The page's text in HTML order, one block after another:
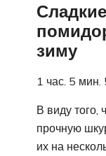
зиму
1 час. 5 мин.
В виду
прочную
их на